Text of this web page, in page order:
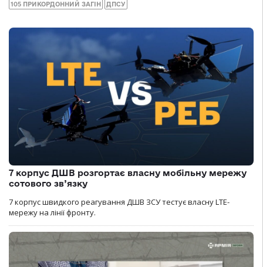
105 ПРИКОРДОННИЙ ЗАГІН ДПСУ
7 корпус ДШВ розгортає власну мобільну мережу
сотового зв’язку
7 корпус швидкого реагування ДШВ ЗСУ тестує власну LTE-
мережу на лінії фронту.